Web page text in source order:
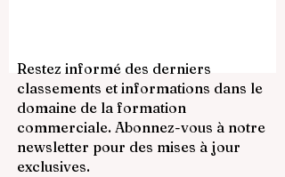
international et son approche pratique de
l’enseignement. Lorsque les gens
recherchent gestion hôtelière en Suisse ,
ils veulent généralement savoir pourquoi
ce pays bénéficie d’une réputation aussi
solide, quels établissements sont connu
Restez informé des derniers
classements et informations dans le
domaine de la formation
commerciale. Abonnez-vous à notre